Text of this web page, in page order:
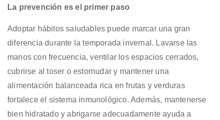
La prevención es el primer paso
Adoptar hábitos saludables puede marcar una gran
diferencia durante la temporada invernal. Lavarse las
manos con frecuencia, ventilar los espacios cerrados,
cubrirse al toser o estornudar y mantener una
alimentación balanceada rica en frutas y verduras
fortalece el sistema inmunológico. Además, mantenerse
bien hidratado y abrigarse adecuadamente ayuda a